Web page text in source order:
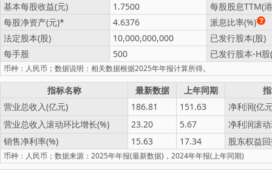
基本每股收益(元)
1.7500
每股股息TTM(
每股净资产(元)
4.6376
派息比率(%)
法定股本(股)
10,000,000,000
已发行股本(股)
每手股
500 已发行股本-H股
币种：人民币；数据说明：相关数据根据2025年年报计算所得。
指标名称 最新数据 上年同期
营业总收入(亿元)
186.81 151.63
净利润(亿
营业总收入滚动环比增长(%)
23.20 5.67
净利润滚
销售净利率(%)
15.63 17.34 股东权益
币种：人民币；数据来源：2025年年报(最新数据)，2024年年报(上年同期)